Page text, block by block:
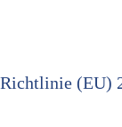
Richtlinie (EU)